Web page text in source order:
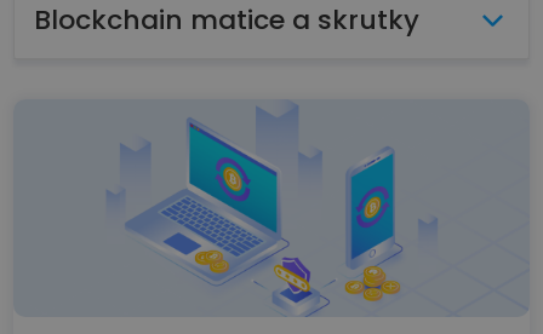
Blockchain matice a skrutky
Využitie blockchainov v praxi